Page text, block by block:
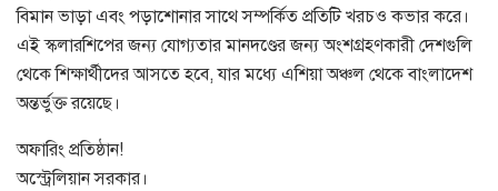
বিমান ভাড়া এবং পড়াশোনার সাথে সম্পর্কিত প্রতিটি খরচও কভার করে।
এই স্কলারশিপের জন্য যোগ্যতার মানদণ্ডের জন্য অংশগ্রহণকারী দেশগুলি
থেকে শিক্ষার্থীদের আসতে হবে, যার মধ্যে এশিয়া অঞ্চল থেকে বাংলাদেশ
অন্তর্ভুক্ত রয়েছে।
অফারিং প্রতিষ্ঠান!
অস্ট্রেলিয়ান সরকার।